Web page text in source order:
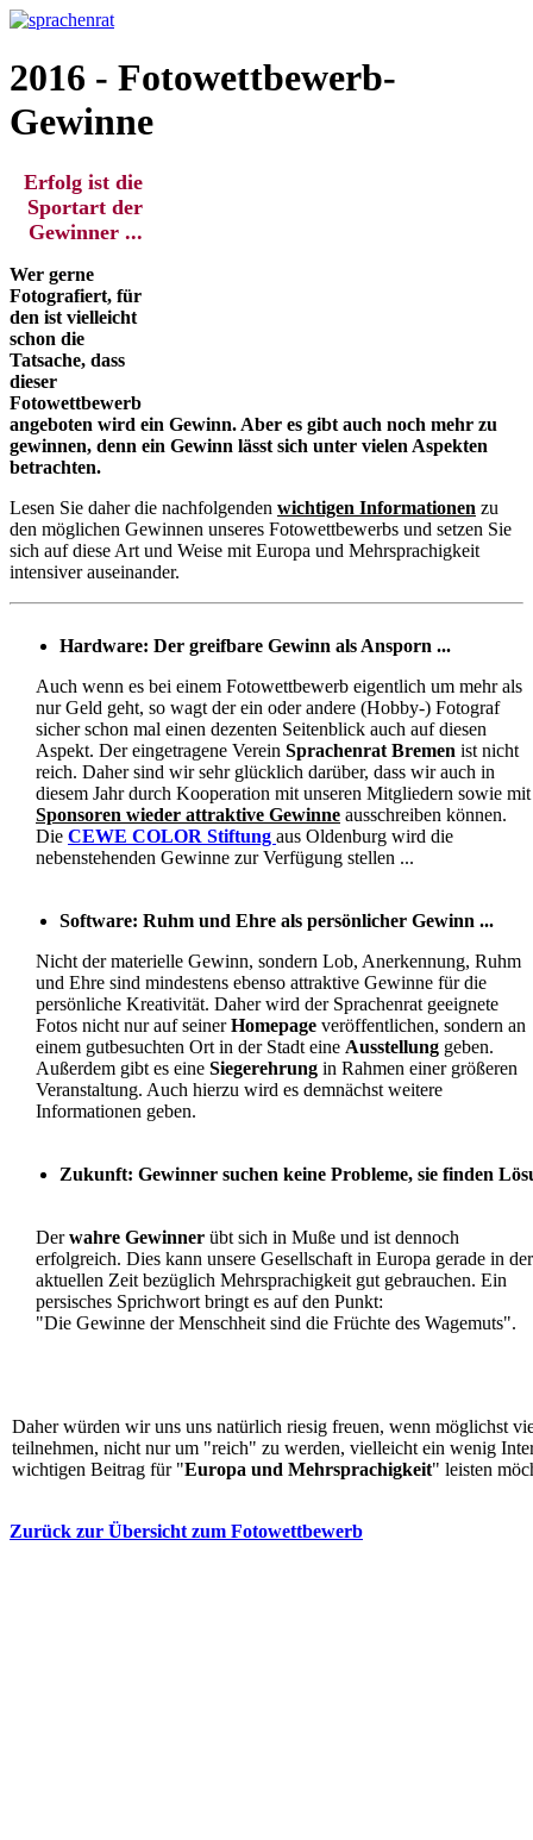
2016 - Fotowettbewerb-
Gewinne
Erfolg ist die
Sportart der
Gewinner ...
Wer gerne
Fotografiert, für
den ist vielleicht
schon die
Tatsache, dass
dieser
Fotowettbewerb
angeboten wird ein Gewinn. Aber es gibt auch noch mehr zu
gewinnen, denn ein Gewinn lässt sich unter vielen Aspekten
betrachten.
Lesen Sie daher die nachfolgenden wichtigen Informationen zu
den möglichen Gewinnen unseres Fotowettbewerbs und setzen Sie
sich auf diese Art und Weise mit Europa und Mehrsprachigkeit
intensiver auseinander.
Hardware: Der greifbare Gewinn als Ansporn ...
Auch wenn es bei einem Fotowettbewerb eigentlich um mehr als
nur Geld geht, so wagt der ein oder andere (Hobby-) Fotograf
sicher schon mal einen dezenten Seitenblick auch auf diesen
Aspekt. Der eingetragene Verein Sprachenrat Bremen ist nicht
reich. Daher sind wir sehr glücklich darüber, dass wir auch in
diesem Jahr durch Kooperation mit unseren Mitgliedern sowie mit
Sponsoren wieder attraktive Gewinne ausschreiben können.
Die CEWE COLOR Stiftung aus Oldenburg wird die
nebenstehenden Gewinne zur Verfügung stellen ...
Software: Ruhm und Ehre als persönlicher Gewinn ...
Nicht der materielle Gewinn, sondern Lob, Anerkennung, Ruhm
und Ehre sind mindestens ebenso attraktive Gewinne für die
persönliche Kreativität. Daher wird der Sprachenrat geeignete
Fotos nicht nur auf seinerHomepage veröffentlichen, sondern an
einem gutbesuchten Ort in der Stadt eine Ausstellung geben.
Außerdem gibt es eine Siegerehrung in Rahmen einer größeren
Veranstaltung. Auch hierzu wird es demnächst weitere
Informationen geben.
Zukunft: Gewinner suchen keine Probleme, sie finden
Derwahre Gewinner übt sich in Muße und ist dennoch
erfolgreich. Dies kann unsere Gesellschaft in Europa gerade in der
aktuellen Zeit bezüglich Mehrsprachigkeit gut gebrauchen. Ein
persisches Sprichwort bringt es auf den Punkt:
"Die Gewinne der Menschheit sind die Früchte des Wagemuts".
Daher würden wir uns uns natürlich riesig freuen, wenn möglichst
teilnehmen, nicht nur um "reich" zu werden, vielleicht ein wenig
wichtigen Beitrag für "Europa und Mehrsprachigkeit" leisten
Zurück zur Übersicht zum Fotowettbewerb